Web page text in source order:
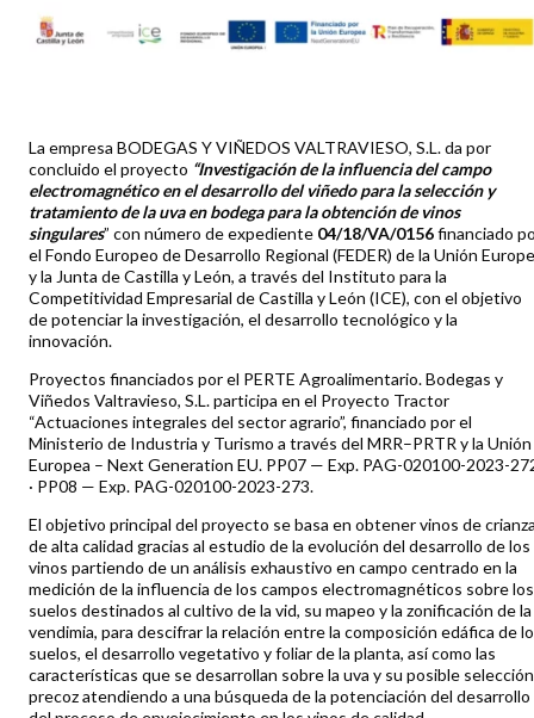
La empresa BODEGAS Y VIÑEDOS VALTRAVIESO, S.L. da por
concluido el proyecto “Investigación de la influencia del campo
electromagnético en el desarrollo del viñedo para la selección y
tratamiento de la uva en bodega para la obtención de vinos
singulares” con número de expediente 04/18/VA/0156financiado
el Fondo Europeo de Desarrollo Regional (FEDER) de la Unión
y la Junta de Castilla y León, a través del Instituto para la
Competitividad Empresarial de Castilla y León (ICE), con el objetivo
de potenciar la investigación, el desarrollo tecnológico y la
innovación.
Proyectos financiados por el PERTE Agroalimentario. Bodegas y
Viñedos Valtravieso, S.L. participa en el Proyecto Tractor
“Actuaciones integrales del sector agrario”, financiado por el
Ministerio de Industria y Turismo a través del MRR–PRTR y la Unión
Europea – Next Generation EU. PP07 — Exp. PAG-020100-2023-
· PP08 — Exp. PAG-020100-2023-273.
El objetivo principal del proyecto se basa en obtener vinos de
de alta calidad gracias al estudio de la evolución del desarrollo de los
vinos partiendo de un análisis exhaustivo en campo centrado en la
medición de la influencia de los campos electromagnéticos sobre los
suelos destinados al cultivo de la vid, su mapeo y la zonificación de la
vendimia, para descifrar la relación entre la composición edáfica de
suelos, el desarrollo vegetativo y foliar de la planta, así como las
características que se desarrollan sobre la uva y su posible selección
precoz atendiendo a una búsqueda de la potenciación del desarrollo